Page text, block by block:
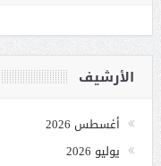
الأرشيف
أغسطس 2026
يوليو 2026